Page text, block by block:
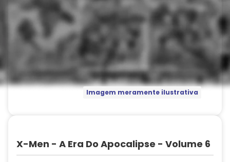
Imagem meramente ilustrativa
X-Men - A Era Do Apocalipse - Volume 6